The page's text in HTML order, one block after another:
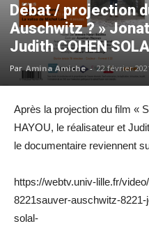
Débat / projection
Auschwitz ? »
Judith COHEN
Par Amina Amiche - 22 février
Après la projection du film «
HAYOU, le réalisateur et
le documentaire reviennent
https://webtv.univ-lille.fr/
8221sauver-auschwitz-
solal-